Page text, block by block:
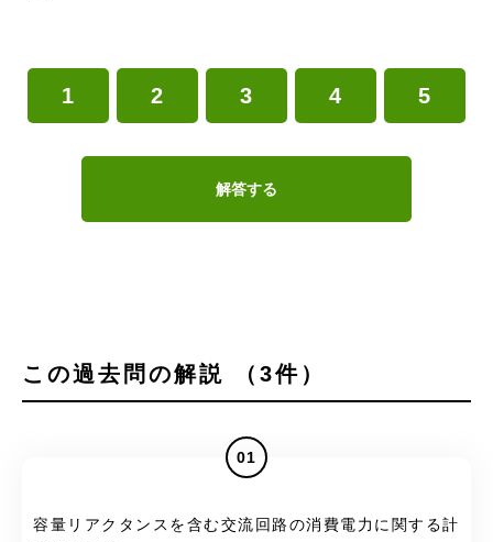
1 2 3 4 5
解答する
この過去問の解説 （3件）
01
容量リアクタンスを含む交流回路の消費電力に関する計